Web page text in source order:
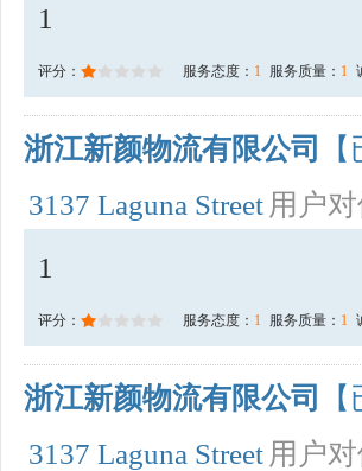
1
评分： 服务态度： 1 服务质量： 1
浙江新颜物流有限公司
3137 Laguna Street 用户
1
评分： 服务态度： 1 服务质量： 1
浙江新颜物流有限公司
3137 Laguna Street 用户